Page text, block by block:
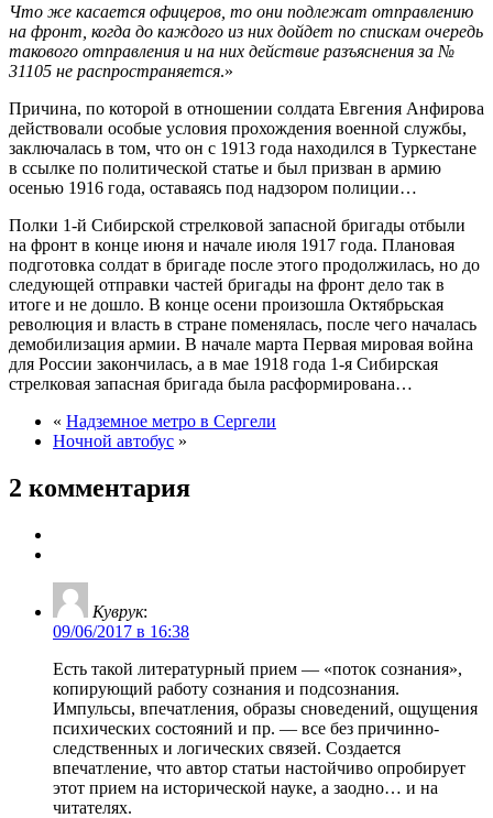
Что же касается офицеров, то они подлежат отправлению
на фронт, когда до каждого из них дойдет по спискам очередь
такового отправления и на них действие разъяснения за №
31105 не распространяется.»
Причина, по которой в отношении солдата Евгения Анфирова
действовали особые условия прохождения военной службы,
заключалась в том, что он с 1913 года находился в Туркестане
в ссылке по политической статье и был призван в армию
осенью 1916 года, оставаясь под надзором полиции…
Полки 1-й Сибирской стрелковой запасной бригады отбыли
на фронт в конце июня и начале июля 1917 года. Плановая
подготовка солдат в бригаде после этого продолжилась, но до
следующей отправки частей бригады на фронт дело так в
итоге и не дошло. В конце осени произошла Октябрьская
революция и власть в стране поменялась, после чего началась
демобилизация армии. В начале марта Первая мировая война
для России закончилась, а в мае 1918 года 1-я Сибирская
стрелковая запасная бригада была расформирована…
« Надземное метро в Сергели
Ночной автобус »
2 комментария
Куврук:
09/06/2017 в 16:38
Есть такой литературный прием — «поток сознания»,
копирующий работу сознания и подсознания.
Импульсы, впечатления, образы сноведений, ощущения
психических состояний и пр. — все без причинно-
следственных и логических связей. Создается
впечатление, что автор статьи настойчиво опробирует
этот прием на исторической науке, а заодно… и на
читателях.